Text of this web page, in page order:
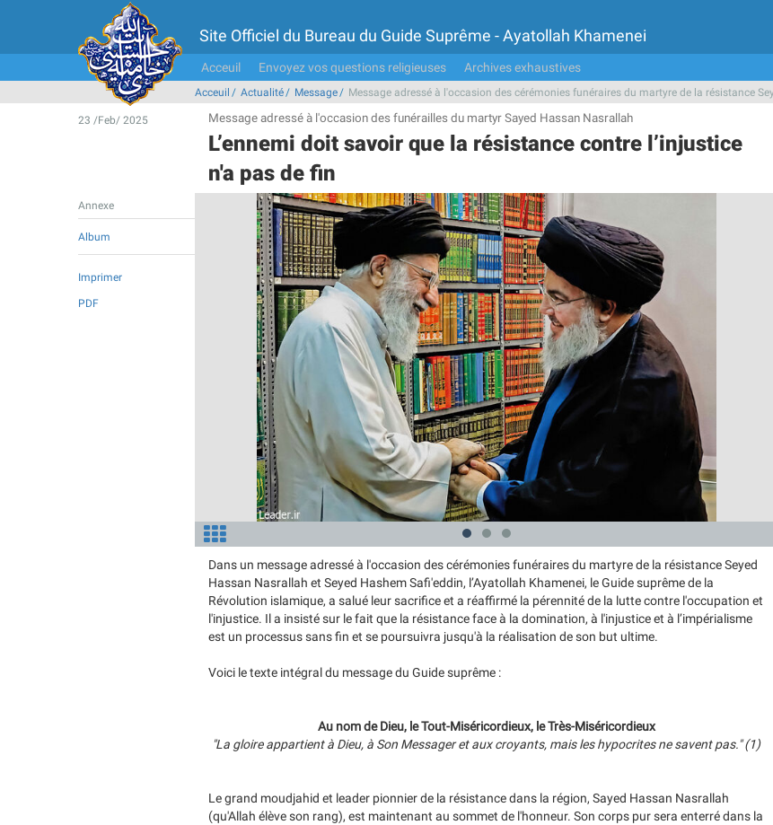
Site Officiel du Bureau du Guide Suprême - Ayatollah Khamenei
Acceuil Envoyez vos questions religieuses Archives exhaustives
Acceuil Actualité Message Message adressé à l'occasion des cérémonies funéraires du martyre de la résistance
23 /Feb/ 2025 Message adressé à l'occasion des funérailles du martyr Sayed Hassan Nasrallah
L’ennemi doit savoir que la résistance contre l’injustice
n'a pas de fin
Annexe
Album
Imprimer
PDF
Dans un message adressé à l'occasion des cérémonies funéraires du martyre de la résistance Seyed
Hassan Nasrallah et Seyed Hashem Safi'eddin, l’Ayatollah Khamenei, le Guide suprême de la
Révolution islamique, a salué leur sacrifice et a réaffirmé la pérennité de la lutte contre l'occupation et
l'injustice. Il a insisté sur le fait que la résistance face à la domination, à l'injustice et à l’impérialisme
est un processus sans fin et se poursuivra jusqu'à la réalisation de son but ultime.
Voici le texte intégral du message du Guide suprême :
Au nom de Dieu, le Tout-Miséricordieux, le Très-Miséricordieux
"La gloire appartient à Dieu, à Son Messager et aux croyants, mais les hypocrites ne savent pas." (1)
Le grand moudjahid et leader pionnier de la résistance dans la région, Sayed Hassan Nasrallah
(qu'Allah élève son rang), est maintenant au sommet de l'honneur. Son corps pur sera enterré dans la